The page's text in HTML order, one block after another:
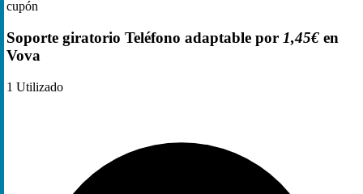
cupón
Soporte giratorio Teléfono adaptable por 1,45€ en
Vova
1 Utilizado